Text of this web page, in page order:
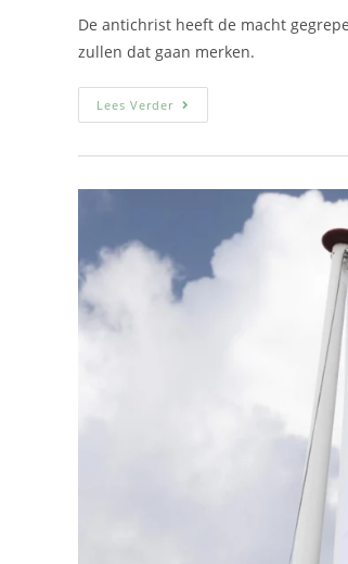
De antichrist heeft de macht
zullen dat gaan merken.
Lees Verder